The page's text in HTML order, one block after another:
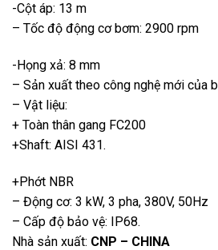
-Cột áp: 13 m
– Tốc độ động cơ bơm: 2900 rpm
-Họng xả: 8 mm
– Sản xuất theo công nghệ mới của
– Vật liệu:
+ Toàn thân gang FC200
+Shaft: AISI 431.
+Phớt NBR
– Động cơ: 3 kW, 3 pha, 380V, 50Hz
– Cấp độ bảo vệ: IP68.
Nhà sản xuất: CNP – CHINA